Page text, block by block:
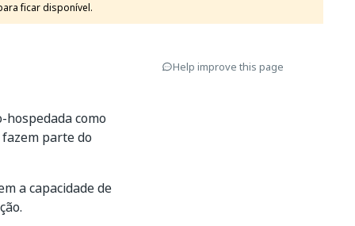
ficar disponível.
como
parte do
a capacidade de
Help improve this page